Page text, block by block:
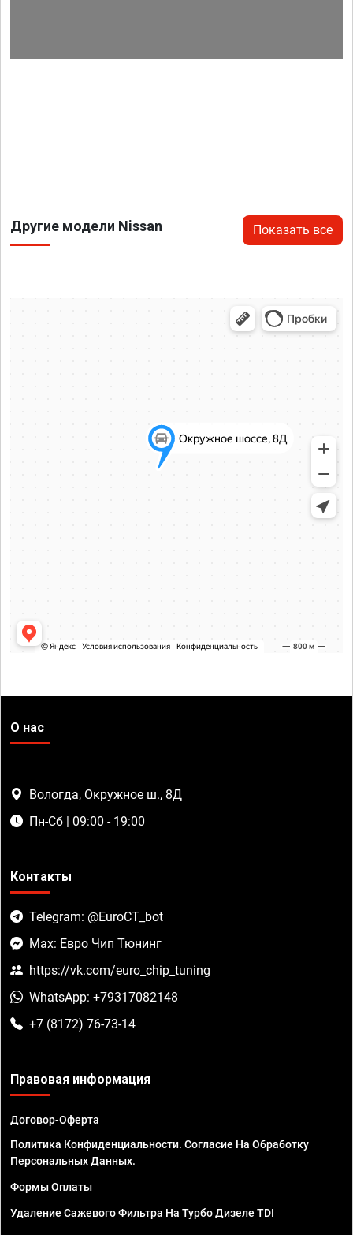
Другие модели Nissan Показать все
О нас
Вологда, Окружное ш., 8Д
Пн-Сб | 09:00 - 19:00
Контакты
Telegram: @EuroCT_bot
Max: Евро Чип Тюнинг
https://vk.com/euro_chip_tuning
WhatsApp: +79317082148
+7 (8172) 76-73-14
Правовая информация
Договор-Оферта
Политика Конфиденциальности. Согласие На Обработку
Персональных Данных.
Формы Оплаты
Удаление Сажевого Фильтра На Турбо Дизеле TDI